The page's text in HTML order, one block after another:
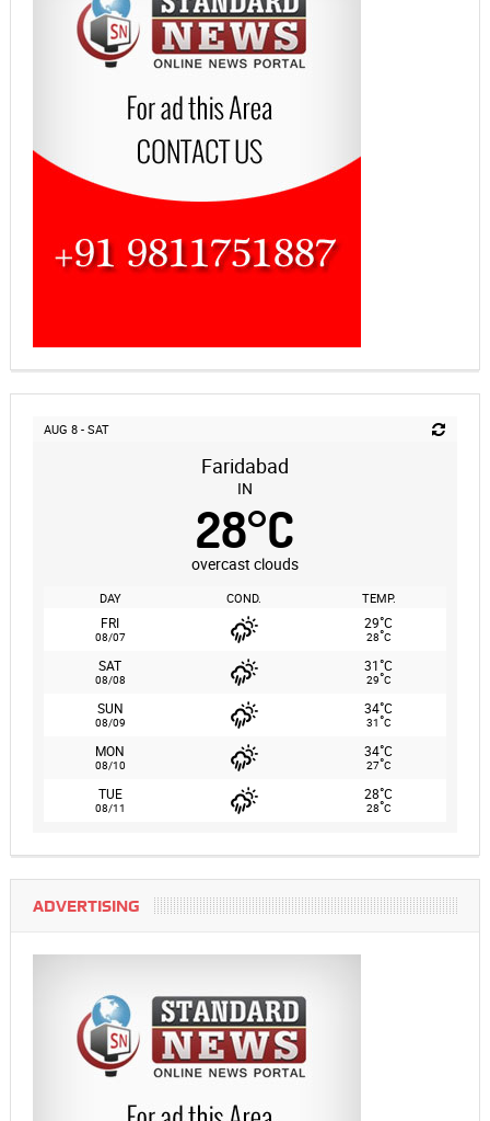
AUG 8 - SAT
Faridabad
IN
28°C
overcast clouds
DAY COND. TEMP.
FRI
08/07
29°C
28°C
SAT
08/08
31°C
29°C
SUN
08/09
34°C
31°C
MON
08/10
34°C
27°C
TUE
08/11
28°C
28°C
ADVERTISING